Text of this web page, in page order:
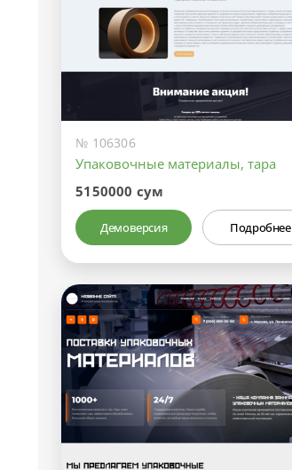
№ 106306
Упаковочные материалы, тара
5150000 сум
Демоверсия Подробнее